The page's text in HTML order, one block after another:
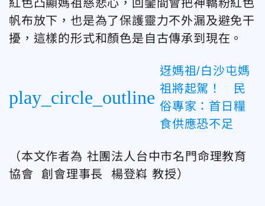
紅色凸顯媽祖慈悲心，回鑾間會把神轎粉紅色
帆布放下，也是為了保護靈力不外漏及避免干
擾，這樣的形式和顏色是自古傳承到現在。
play_circle_outline
迓媽祖/白沙屯媽
祖將起駕！ 民
俗專家：首日糧
食供應恐不足
（本文作者為 社團法人台中市名門命理教育
協會 創會理事長 楊登嵙 教授）